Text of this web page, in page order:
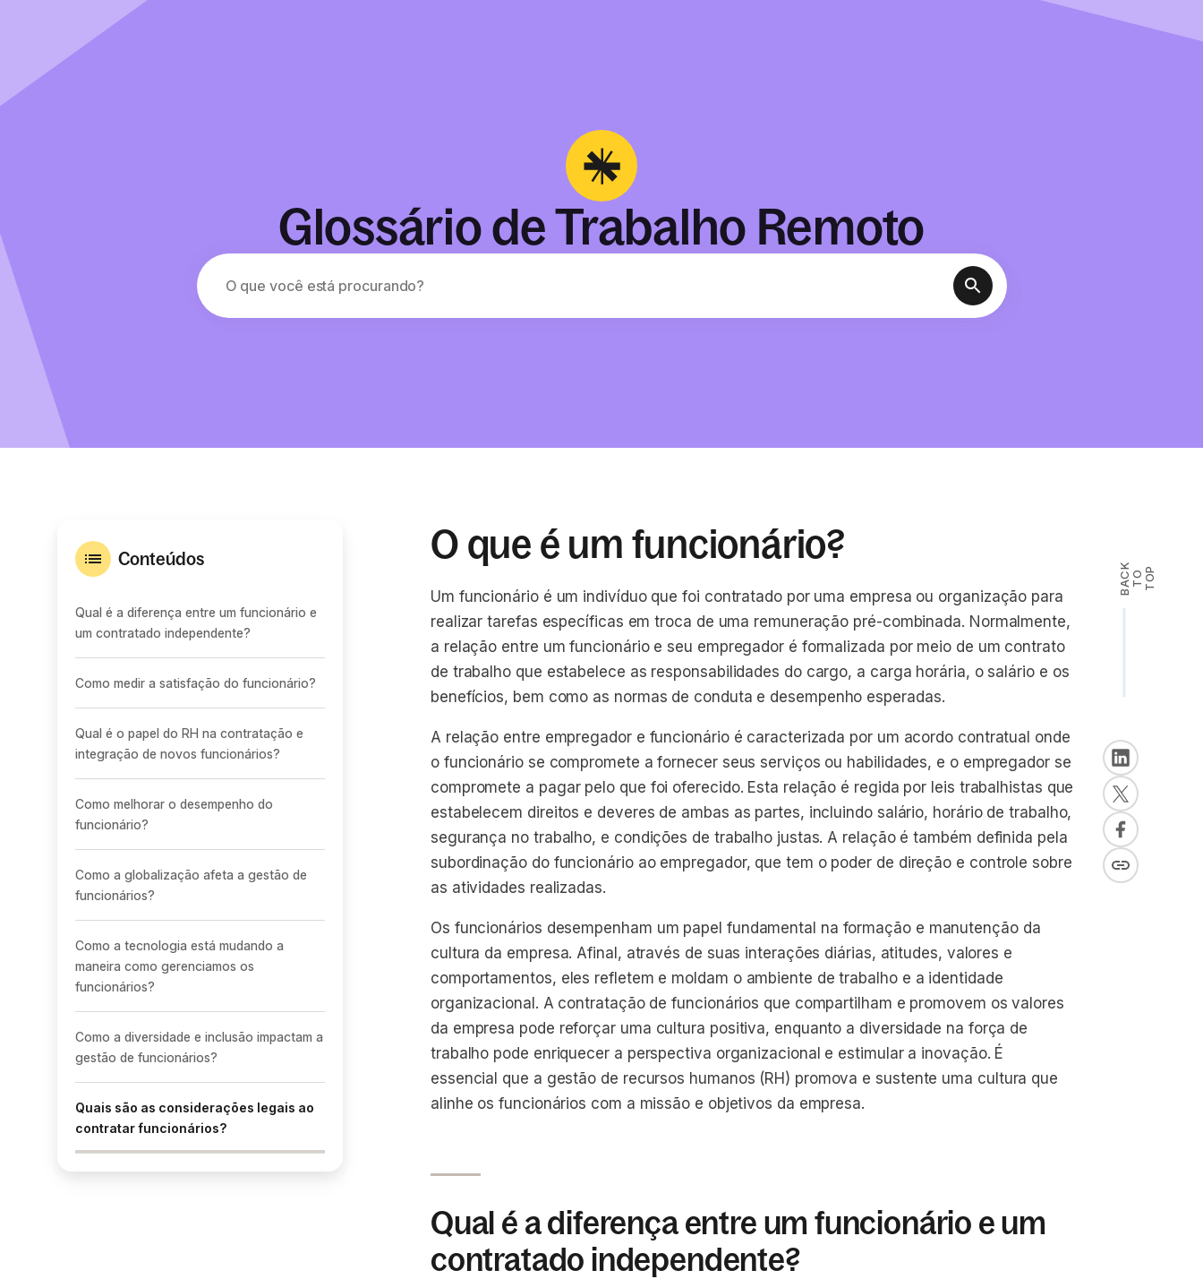
Glossário de Trabalho Remoto
Conteúdos
Qual é a diferença entre um funcionário e
um contratado independente?
Como medir a satisfação do funcionário?
Qual é o papel do RH na contratação e
integração de novos funcionários?
Como melhorar o desempenho do
funcionário?
Como a globalização afeta a gestão de
funcionários?
Como a tecnologia está mudando a
maneira como gerenciamos os
funcionários?
Como a diversidade e inclusão impactam a
gestão de funcionários?
Quais são as considerações legais ao
contratar funcionários?
O que é um funcionário?
Um funcionário é um indivíduo que foi contratado por uma empresa ou organização para
realizar tarefas específicas em troca de uma remuneração pré-combinada. Normalmente,
a relação entre um funcionário e seu empregador é formalizada por meio de um contrato
de trabalho que estabelece as responsabilidades do cargo, a carga horária, o salário e os
benefícios, bem como as normas de conduta e desempenho esperadas.
A relação entre empregador e funcionário é caracterizada por um acordo contratual onde
o funcionário se compromete a fornecer seus serviços ou habilidades, e o empregador se
compromete a pagar pelo que foi oferecido. Esta relação é regida por leis trabalhistas que
estabelecem direitos e deveres de ambas as partes, incluindo salário, horário de trabalho,
segurança no trabalho, e condições de trabalho justas. A relação é também definida pela
subordinação do funcionário ao empregador, que tem o poder de direção e controle sobre
as atividades realizadas.
Os funcionários desempenham um papel fundamental na formação e manutenção da
cultura da empresa. Afinal, através de suas interações diárias, atitudes, valores e
comportamentos, eles refletem e moldam o ambiente de trabalho e a identidade
organizacional. A contratação de funcionários que compartilham e promovem os valores
da empresa pode reforçar uma cultura positiva, enquanto a diversidade na força de
trabalho pode enriquecer a perspectiva organizacional e estimular a inovação. É
essencial que a gestão de recursos humanos (RH) promova e sustente uma cultura que
alinhe os funcionários com a missão e objetivos da empresa.
Qual é a diferença entre um funcionário e um
contratado independente?
B
A C
K
T O
T
O P